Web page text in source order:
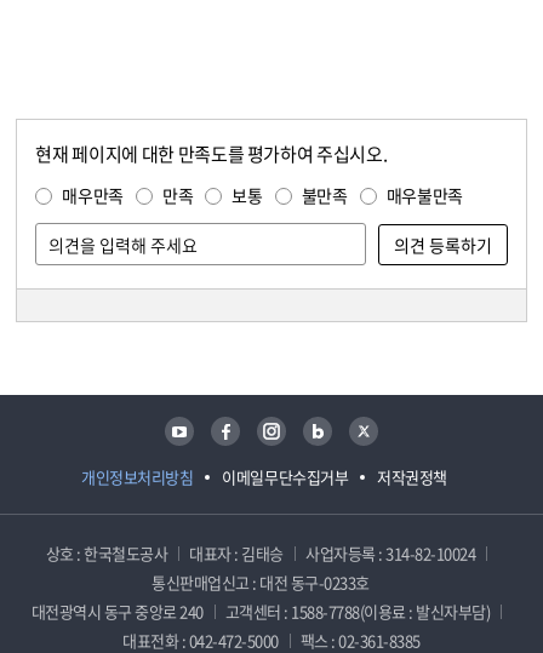
현재 페이지에 대한 만족도를 평가하여 주십시오.
매우만족 만족 보통 불만족 매우불만족
개인정보처리방침 이메일무단수집거부 저작권정책
유튜브 페이스북 인스타그램 블로그 트위터
상호 : 한국철도공사 대표자 : 김태승
사업자등록 : 314-82-10024
통신판매업신고 : 대전 동구-0233호
대전광역시 동구 중앙로 240
고객센터 : 1588-7788(이용료 : 발신자부담)
대표전화 : 042-472-5000
팩스 : 02-361-8385